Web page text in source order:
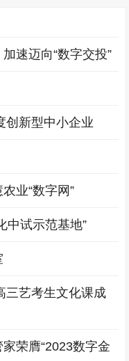
速迈向“数字交投”
创新型中小企业
业“数字网”
中试示范基地”
艺考生文化课成
荣膺“2023数字金